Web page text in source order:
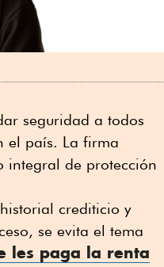
seguridad a todos
el país. La firma
integral de protección
crediticio y
se evita el tema
les paga la renta